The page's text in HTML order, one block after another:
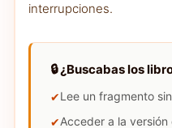
interrupciones.
🔒 ¿Buscabas los
Lee un fragmento
Acceder a la